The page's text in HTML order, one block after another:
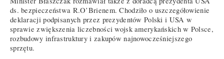
ds. bezpieczeństwa R.O’Brienem. Chodziło o uszczegółowienie
deklaracji podpisanych przez prezydentów Polski i USA w
sprawie zwiększenia liczebności wojsk amerykańskich w Polsce,
rozbudowy infrastruktury i zakupów najnowocześniejszego
sprzętu.